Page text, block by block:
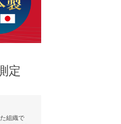
定
組織で